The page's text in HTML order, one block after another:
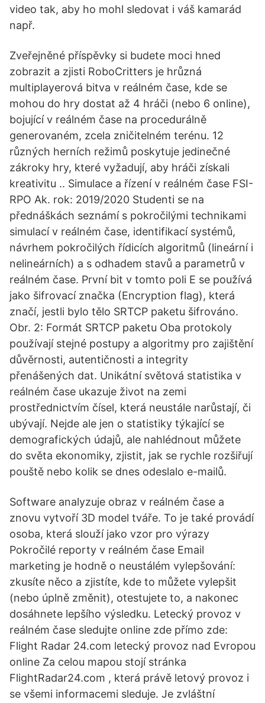
video tak, aby ho mohl sledovat i váš kamarád
např.
Zveřejněné příspěvky si budete moci hned
zobrazit a zjisti RoboCritters je hrůzná
multiplayerová bitva v reálném čase, kde se
mohou do hry dostat až 4 hráči (nebo 6 online),
bojující v reálném čase na procedurálně
generovaném, zcela zničitelném terénu. 12
různých herních režimů poskytuje jedinečné
zákroky hry, které vyžadují, aby hráči získali
kreativitu .. Simulace a řízení v reálném čase FSI-
RPO Ak. rok: 2019/2020 Studenti se na
přednáškách seznámí s pokročilými technikami
simulací v reálném čase, identifikací systémů,
návrhem pokročilých řídicích algoritmů (lineární i
nelineárních) a s odhadem stavů a parametrů v
reálném čase. První bit v tomto poli E se používá
jako šifrovací značka (Encryption flag), která
značí, jestli bylo tělo SRTCP paketu šifrováno.
Obr. 2: Formát SRTCP paketu Oba protokoly
používají stejné postupy a algoritmy pro zajištění
důvěrnosti, autentičnosti a integrity
přenášených dat. Unikátní světová statistika v
reálném čase ukazuje život na zemi
prostřednictvím čísel, která neustále narůstají, či
ubývají. Nejde ale jen o statistiky týkající se
demografických údajů, ale nahlédnout můžete
do světa ekonomiky, zjistit, jak se rychle rozšiřují
pouště nebo kolik se dnes odeslalo e-mailů.
Software analyzuje obraz v reálném čase a
znovu vytvoří 3D model tváře. To je také provádí
osoba, která slouží jako vzor pro výrazy
Pokročilé reporty v reálném čase Email
marketing je hodně o neustálém vylepšování:
zkusíte něco a zjistíte, kde to můžete vylepšit
(nebo úplně změnit), otestujete to, a nakonec
dosáhnete lepšího výsledku. Letecký provoz v
reálném čase sledujte online zde přímo zde:
Flight Radar 24.com letecký provoz nad Evropou
online Za celou mapou stojí stránka
FlightRadar24.com , která právě letový provoz i
se všemi informacemi sleduje. Je zvláštní